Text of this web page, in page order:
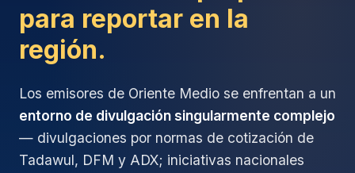
para reportar en la
región.
Los emisores de Oriente Medio se enfrentan a un
entorno de divulgación singularmente complejo
— divulgaciones por normas de cotización de
Tadawul, DFM y ADX; iniciativas nacionales